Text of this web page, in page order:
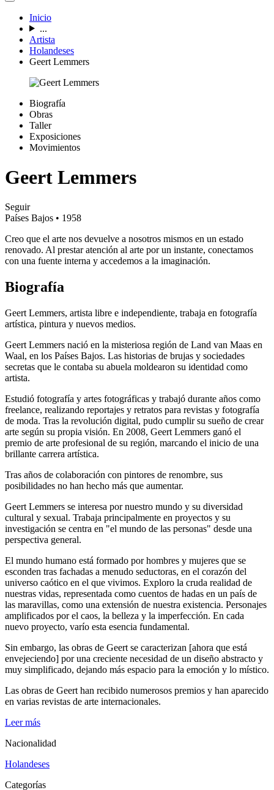
Inicio
...
Artista
Holandeses
Geert Lemmers
Biografía
Obras
Taller
Exposiciones
Movimientos
Geert Lemmers
Seguir
Países Bajos • 1958
Creo que el arte nos devuelve a nosotros mismos en un estado
renovado. Al prestar atención al arte por un instante, conectamos
con una fuente interna y accedemos a la imaginación.
Biografía
Geert Lemmers, artista libre e independiente, trabaja en fotografía
artística, pintura y nuevos medios.
Geert Lemmers nació en la misteriosa región de Land van Maas en
Waal, en los Países Bajos. Las historias de brujas y sociedades
secretas que le contaba su abuela moldearon su identidad como
artista.
Estudió fotografía y artes fotográficas y trabajó durante años como
freelance, realizando reportajes y retratos para revistas y fotografía
de moda. Tras la revolución digital, pudo cumplir su sueño de crear
arte según su propia visión. En 2008, Geert Lemmers ganó el
premio de arte profesional de su región, marcando el inicio de una
brillante carrera artística.
Tras años de colaboración con pintores de renombre, sus
posibilidades no han hecho más que aumentar.
Geert Lemmers se interesa por nuestro mundo y su diversidad
cultural y sexual. Trabaja principalmente en proyectos y su
investigación se centra en "el mundo de las personas" desde una
perspectiva general.
El mundo humano está formado por hombres y mujeres que se
esconden tras fachadas a menudo seductoras, en el corazón del
universo caótico en el que vivimos. Exploro la cruda realidad de
nuestras vidas, representada como cuentos de hadas en un país de
las maravillas, como una extensión de nuestra existencia. Personajes
amplificados por el caos, la belleza y la imperfección. En cada
nuevo proyecto, varío esta esencia fundamental.
Sin embargo, las obras de Geert se caracterizan [ahora que está
envejeciendo] por una creciente necesidad de un diseño abstracto y
muy simplificado, dejando más espacio para la emoción y lo místico.
Las obras de Geert han recibido numerosos premios y han aparecido
en varias revistas de arte internacionales.
Leer más
Nacionalidad
Holandeses
Categorías